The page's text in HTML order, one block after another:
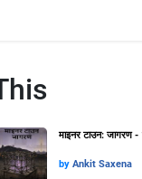
माइनर टाउन: जागरण -
by Ankit Saxena